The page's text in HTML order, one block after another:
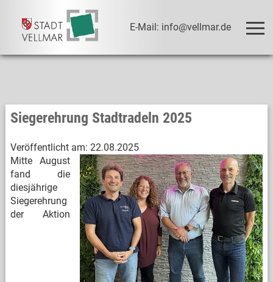
E-Mail: info@vellmar.de
Siegerehrung Stadtradeln 2025
Veröffentlicht am: 22.08.2025
Mitte August
fand die
diesjährige
Siegerehrung
der Aktion